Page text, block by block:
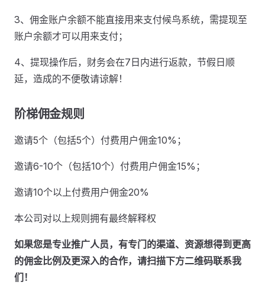
3、佣金账户余额不能直接用来支付候鸟系统，需提现至
账户余额才可以用来支付；
4、提现操作后，财务会在7日内进行返款，节假日顺
延，造成的不便敬请谅解！
阶梯佣金规则
邀请5个（包括5个）付费用户佣金10%；
邀请6-10个（包括10个）付费用户佣金15%；
邀请10个以上付费用户佣金20%
本公司对以上规则拥有最终解释权
如果您是专业推广人员，有专门的渠道、资源想得到更高
的佣金比例及更深入的合作，请扫描下方二维码联系我
们！